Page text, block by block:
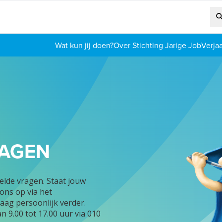
Wat kun jij doen?Over Stichting Jarige Job
vragen. Staat jouw
op via het
persoonlijk verder.
9.00 tot 17.00 uur via 010